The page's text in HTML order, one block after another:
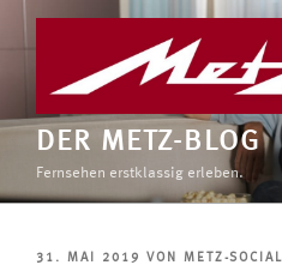
DER METZ-BLOG
Fernsehen erstklassig erleben.
VERÖFFENTLICHT
31. MAI 2019 VON METZ-